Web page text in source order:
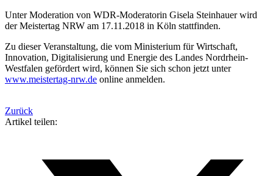
Unter Moderation von WDR-Moderatorin Gisela Steinhauer wird
der Meistertag NRW am 17.11.2018 in Köln stattfinden.
Zu dieser Veranstaltung, die vom Ministerium für Wirtschaft,
Innovation, Digitalisierung und Energie des Landes Nordrhein-
Westfalen gefördert wird, können Sie sich schon jetzt unter
www.meistertag-nrw.de online anmelden.
Zurück
Artikel teilen: